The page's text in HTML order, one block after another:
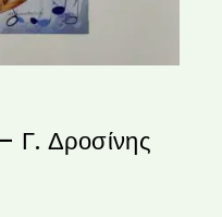
Γ. Δροσίνης